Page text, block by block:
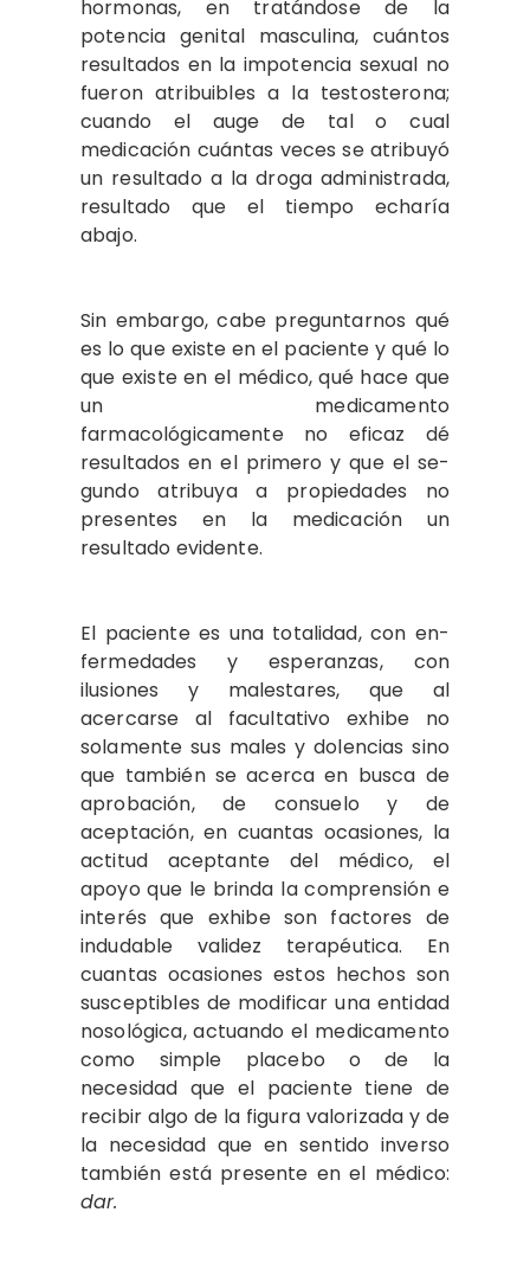
hormonas, en tratándose de la
potencia genital masculina, cuántos
resultados en la impotencia sexual no
fueron atribuibles a la testosterona;
cuan­do el auge de tal o cual
medicación cuán­tas veces se atribuyó
un resultado a la droga administrada,
resultado que el tiem­po echaría
abajo.
Sin embargo, cabe preguntarnos qué
es lo que existe en el paciente y qué lo
que existe en el médico, qué hace que
un me­dicamento
farmacológicamente no eficaz dé
resultados en el primero y que el se­
gundo atribuya a propiedades no
presen­tes en la medicación un
resultado evi­dente.
El paciente es una totalidad, con en­
fermedades y esperanzas, con
ilusiones y malestares, que al
acercarse al facultativo exhibe no
solamente sus males y dolencias sino
que también se acerca en busca de
aprobación, de consuelo y de
aceptación, en cuantas ocasiones, la
actitud aceptante del médico, el
apoyo que le brinda la com­prensión e
interés que exhibe son facto­res de
indudable validez terapéutica. En
cuantas ocasiones estos hechos son
susceptibles de modificar una entidad
nosológica, actuando el medicamento
como sim­ple placebo o de la
necesidad que el paciente tiene de
recibir algo de la figura valorizada y de
la necesidad que en sentido inverso
también está presente en el médico:
dar.